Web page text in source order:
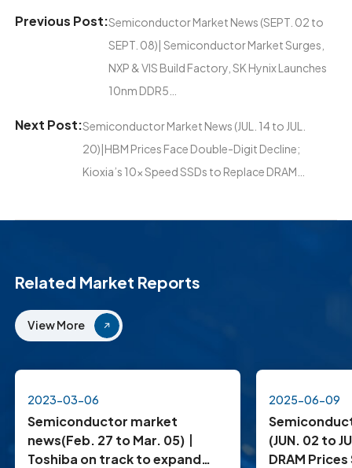
Previous Post:Semiconductor Market News (SEPT. 02 to
SEPT. 08)| Semiconductor Market Surges,
NXP & VIS Build Factory, SK Hynix Launches
10nm DDR5…
Next Post:Semiconductor Market News (JUL. 14 to JUL.
20)|HBM Prices Face Double-Digit Decline;
Kioxia’s 10x Speed SSDs to Replace DRAM…
Related Market Reports
View More
2023-03-06
Semiconductor market
news(Feb. 27 to Mar. 05)丨
Toshiba on track to expand
2025-06-09
(JUN. 02 to
DRAM